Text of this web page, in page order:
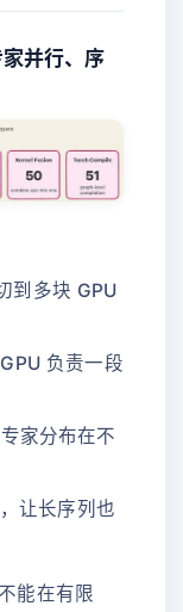
并行、序
到多块 GPU
负责一段
家分布在不
让长序列也
能在有限